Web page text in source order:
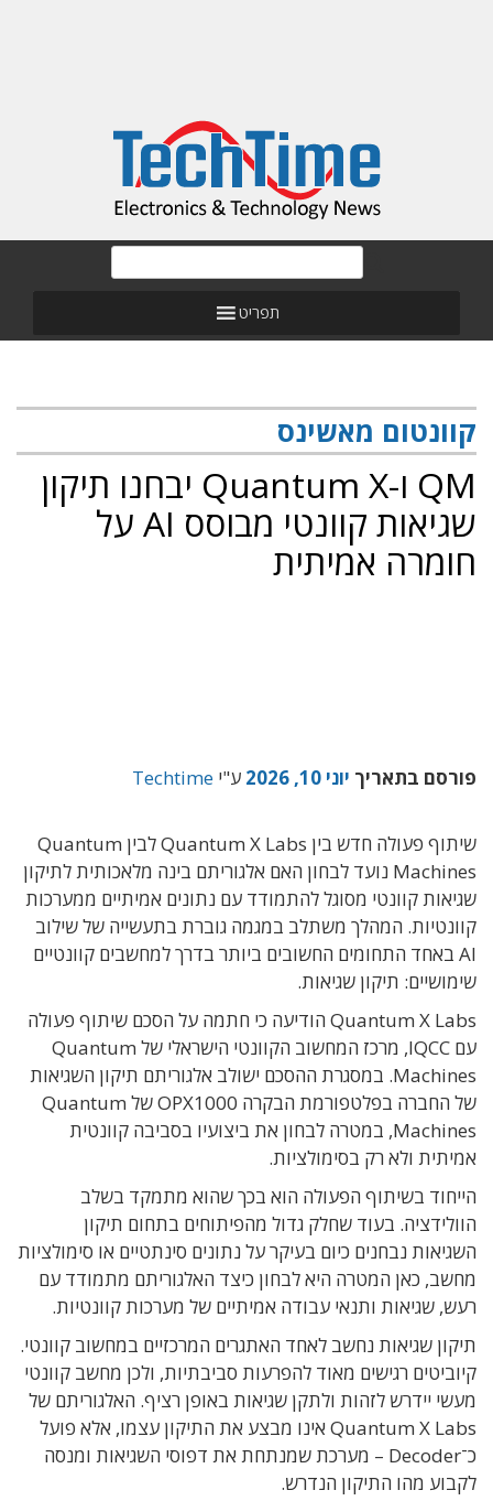
תפריט
קוונטום מאשינס
QM ו-Quantum X יבחנו תיקון
שגיאות קוונטי מבוסס AI על
חומרה אמיתית
פורסם בתאריך יוני 10, 2026 ע"י Techtime
שיתוף פעולה חדש בין Quantum X Labs לבין Quantum
Machines נועד לבחון האם אלגוריתם בינה מלאכותית לתיקון
שגיאות קוונטי מסוגל להתמודד עם נתונים אמיתיים ממערכות
קוונטיות. המהלך משתלב במגמה גוברת בתעשייה של שילוב
AI באחד התחומים החשובים ביותר בדרך למחשבים קוונטיים
שימושיים: תיקון שגיאות.
Quantum X Labs הודיעה כי חתמה על הסכם שיתוף פעולה
עם IQCC, מרכז המחשוב הקוונטי הישראלי של Quantum
Machines. במסגרת ההסכם ישולב אלגוריתם תיקון השגיאות
של החברה בפלטפורמת הבקרה OPX1000 של Quantum
Machines, במטרה לבחון את ביצועיו בסביבה קוונטית
אמיתית ולא רק בסימולציות.
הייחוד בשיתוף הפעולה הוא בכך שהוא מתמקד בשלב
הוולידציה. בעוד שחלק גדול מהפיתוחים בתחום תיקון
השגיאות נבחנים כיום בעיקר על נתונים סינתטיים או סימולציות
מחשב, כאן המטרה היא לבחון כיצד האלגוריתם מתמודד עם
רעש, שגיאות ותנאי עבודה אמיתיים של מערכות קוונטיות.
תיקון שגיאות נחשב לאחד האתגרים המרכזיים במחשוב קוונטי.
קיוביטים רגישים מאוד להפרעות סביבתיות, ולכן מחשב קוונטי
מעשי יידרש לזהות ולתקן שגיאות באופן רציף. האלגוריתם של
Quantum X Labs אינו מבצע את התיקון עצמו, אלא פועל
כ־Decoder – מערכת שמנתחת את דפוסי השגיאות ומנסה
לקבוע מהו התיקון הנדרש.